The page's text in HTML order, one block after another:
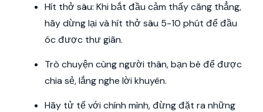
Hít thở sâu: Khi bắt đầu cảm thấy căng thẳng,
hãy dừng lại và hít thở sâu 5-10 phút để đầu
óc được thư giãn.
Trò chuyện cùng người thân, bạn bè để được
chia sẻ, lắng nghe lời khuyên.
Hãy tử tế với chính mình, đừng đặt ra những